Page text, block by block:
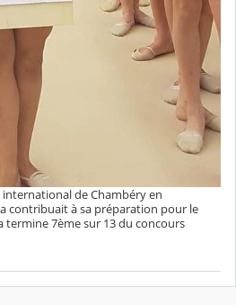
de Chambéry en
contribuait à sa préparation pour le
termine 7ème sur 13 du concours